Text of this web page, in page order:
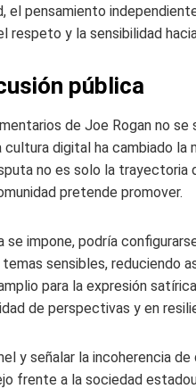
el pensamiento
respeto y la sensibilidad
pública
de Joe Rogan no
digital ha cambiado la
no es solo la
pretende promover.
se impone, podría
sensibles, reduciendo
para la expresión
de perspectivas y en
y señalar la incoherencia
frente a la sociedad